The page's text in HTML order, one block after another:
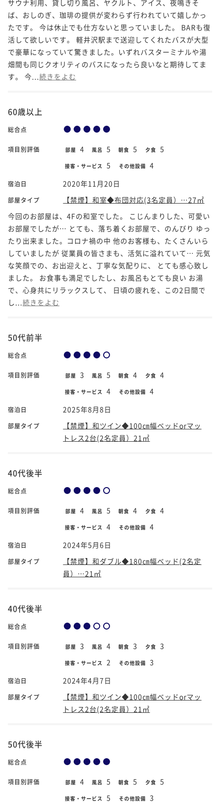
サウナ利用、貸し切り風呂、ヤクルト、アイス、夜鳴きそ
ば、おしのぎ、珈琲の提供が変わらず行われていて嬉しかっ
たです。 今は休止でも仕方ないと思っていました。 BARも復
活して欲しいです。 軽井沢駅まで送迎してくれたバスが大型
で豪華になっていて驚きました。いずれバスターミナルや湯
畑間も同じクオリティのバスになったら良いなと期待してま
す。 今... 続きをよむ
60歳以上
総合点
項目別評価 部屋 4 風呂 5 朝食 5 夕食 5
接客・サービス 5 その他設備 4
宿泊日 2020年11月20日
部屋タイプ
【禁煙】和室◆布団対応(3名定員）…27㎡
今回のお部屋は、4Fの和室でした。 こじんまりした、可愛い
お部屋でしたが… とても、落ち着くお部屋で、のんびり ゆっ
たり出来ました。コロナ禍の中 他のお客様も、たくさんいら
していましたが 従業員の皆さまも、活気に溢れていて… 元気
な笑顔での、お出迎えと、丁寧な気配りに、 とても感心致し
ました。 お食事も満足でしたし、お風呂もとても良い お湯
で、心身共にリラックスして、 日頃の疲れを、この2日間で
し... 続きをよむ
50代前半
総合点
項目別評価 部屋 3 風呂 5 朝食 4 夕食 4
接客・サービス 4 その他設備 4
宿泊日 2025年8月8日
部屋タイプ
【禁煙】和ツイン◆100㎝幅ベッドorマッ
トレス2台(2名定員）21㎡
40代後半
総合点
項目別評価 部屋 4 風呂 5 朝食 4 夕食 4
接客・サービス 4 その他設備 4
宿泊日 2024年5月6日
部屋タイプ
【禁煙】和ダブル◆180㎝幅ベッド(2名定
員）…21㎡
40代後半
総合点
項目別評価 部屋 3 風呂 4 朝食 3 夕食 3
接客・サービス 2 その他設備 3
宿泊日 2024年4月7日
部屋タイプ
【禁煙】和ツイン◆100㎝幅ベッドorマッ
トレス2台(2名定員）21㎡
50代後半
総合点
項目別評価 部屋 4 風呂 5 朝食 5 夕食 5
接客・サービス 5 その他設備 3